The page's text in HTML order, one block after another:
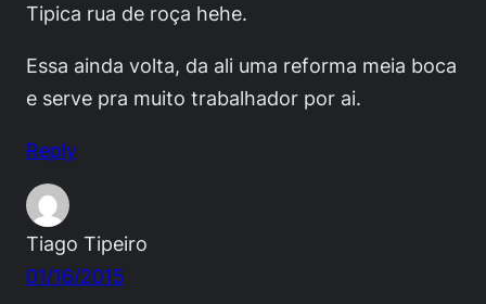
Tipica rua de roça hehe.
Essa ainda volta, da ali uma reforma meia boca
e serve pra muito trabalhador por ai.
Reply
Tiago Tipeiro
01/16/2015